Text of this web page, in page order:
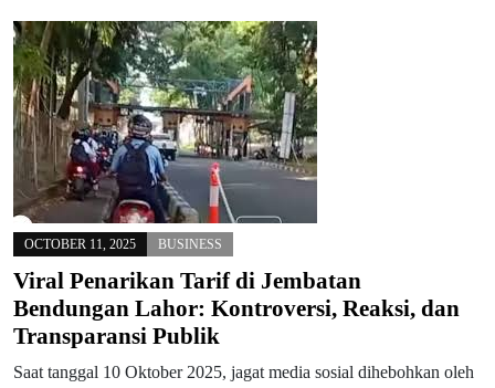
OCTOBER 11, 2025 BUSINESS
Viral Penarikan Tarif di Jembatan
Bendungan Lahor: Kontroversi, Reaksi, dan
Transparansi Publik
Saat tanggal 10 Oktober 2025, jagat media sosial dihebohkan oleh